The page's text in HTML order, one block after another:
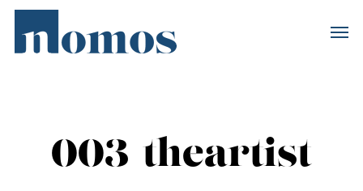
Skip
main
Accès rapide
003-theartist